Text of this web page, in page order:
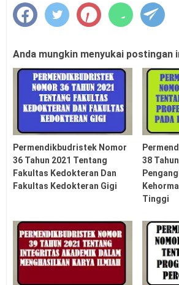
Anda mungkin menyukai postingan
Permendikbudristek Nomor
36 Tahun 2021 Tentang
Fakultas Kedokteran Dan
Fakultas Kedokteran Gigi
38
Tinggi